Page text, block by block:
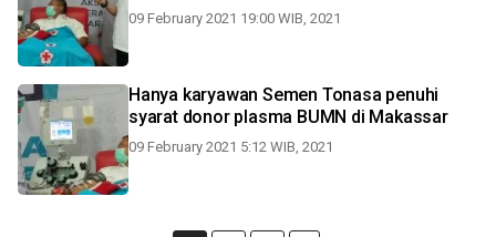
09 February 2021 19:00 WIB, 2021
Hanya karyawan Semen Tonasa penuhi
syarat donor plasma BUMN di Makassar
09 February 2021 5:12 WIB, 2021